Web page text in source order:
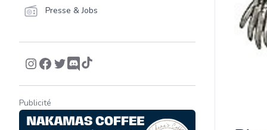
Presse & Jobs
Publicité